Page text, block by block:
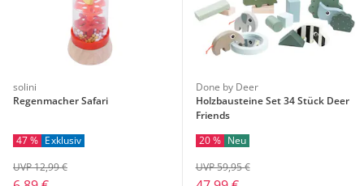
solini
Regenmacher Safari
47 % Exklusiv
UVP 12,99 €
Done by Deer
Holzbausteine Set 34 Stück Deer
Friends
20 % Neu
UVP 59,95 €